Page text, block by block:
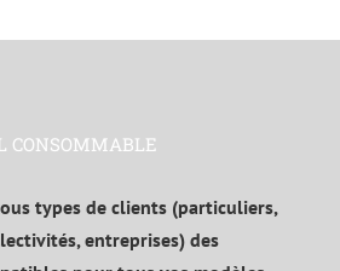
CONSOMMABLE
types de clients (particuliers,
entreprises) des